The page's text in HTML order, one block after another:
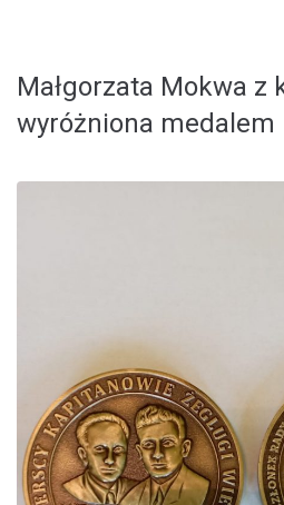
Małgorzata Mokwa z
wyróżniona medalem